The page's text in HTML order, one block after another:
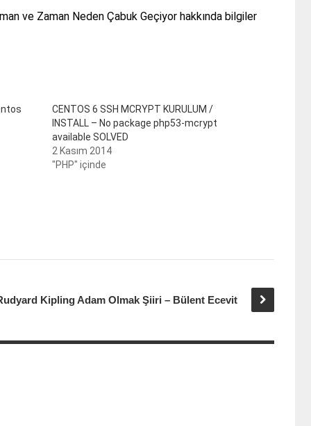
ve Zaman Neden Çabuk Geçiyor hakkında bilgiler
CENTOS 6 SSH MCRYPT KURULUM /
INSTALL – No package php53-mcrypt
available SOLVED
2 Kasım 2014
"PHP" içinde
Kipling Adam Olmak Şiiri – Bülent Ecevit